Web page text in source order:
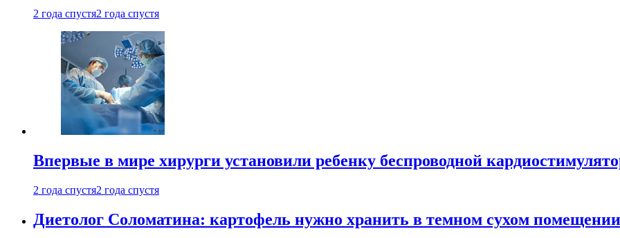
2 года спустя2 года спустя
Впервые в мире хирурги установили ребенку беспроводной
2 года спустя2 года спустя
Диетолог Соломатина: картофель нужно хранить в темном сухом помещении